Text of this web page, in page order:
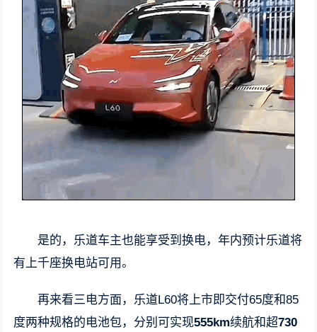
是的，乐道车主也能享受到换电，年内预计乐道将
有上千座换电站可用。
再来看三电方面，乐道L60将上市即交付65度和85
度两种规格的电池包，分别可实现555km续航和超730